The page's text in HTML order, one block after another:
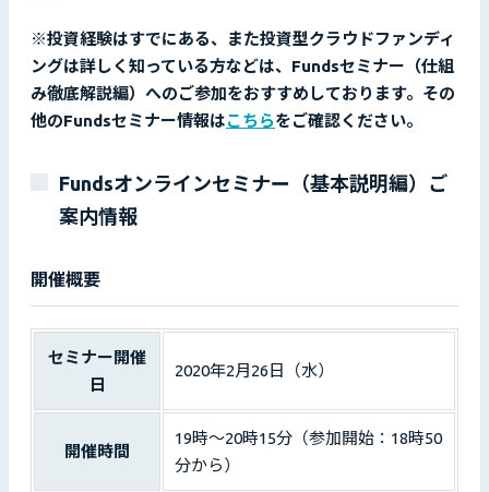
※投資経験はすでにある、また投資型クラウドファンディ
ングは詳しく知っている方などは、Fundsセミナー（仕組
み徹底解説編）へのご参加をおすすめしております。その
他のFundsセミナー情報はこちらをご確認ください。
Fundsオンラインセミナー（基本説明編）ご
案内情報
開催概要
セミナー開催
日
2020年2月26日（水）
開催時間
19時〜20時15分（参加開始：18時50
分から）